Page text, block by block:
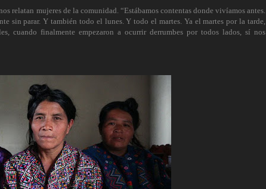
relatan mujeres de la comunidad. “Estábamos contentas donde vivíamos antes.
sin parar. Y también todo el lunes. Y todo el martes. Ya el martes por la tarde,
cuando finalmente empezaron a ocurrir derrumbes por todos lados, sí nos